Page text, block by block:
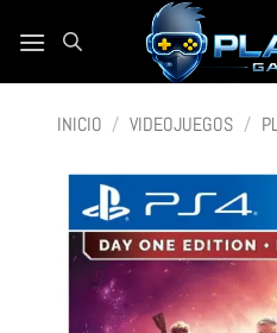
INICIO / VIDEOJUEGOS /